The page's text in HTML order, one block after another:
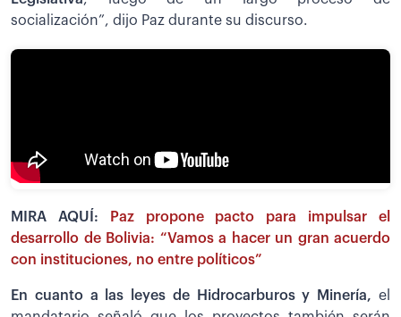
socialización”, dijo Paz durante su discurso.
MIRA AQUÍ:
Paz propone pacto para impulsar el
desarrollo de Bolivia: “Vamos a hacer un gran acuerdo
con instituciones, no entre políticos”
En cuanto a las leyes de Hidrocarburos y Minería, el